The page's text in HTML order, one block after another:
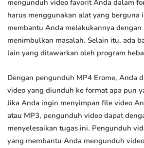
mengunduh video favorit Anda dalam
harus menggunakan alat yang berguna
membantu Anda melakukannya dengan
menimbulkan masalah. Selain itu, ada
lain yang ditawarkan oleh program
Dengan pengunduh MP4 Erome, Anda
video yang diunduh ke format apa pun
Jika Anda ingin menyimpan file video
atau MP3, pengunduh video dapat
menyelesaikan tugas ini. Pengunduh
yang membantu Anda mengunduh